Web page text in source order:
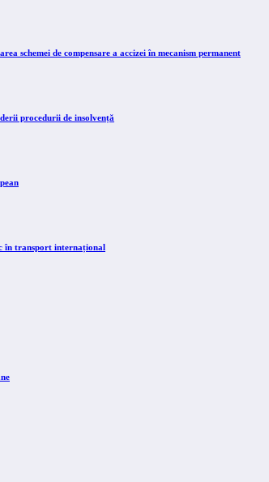
schemei de compensare a accizei în mecanism permanent
procedurii de insolvență
în transport internațional